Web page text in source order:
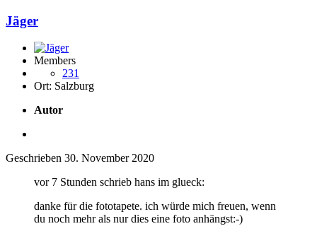
Jäger
Members
231
Ort: Salzburg
Autor
Geschrieben 30. November 2020
vor 7 Stunden schrieb hans im glueck:
danke für die fototapete. ich würde mich freuen, wenn
du noch mehr als nur dies eine foto anhängst:-)